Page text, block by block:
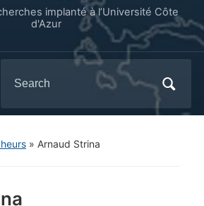
implanté à l’Université Côte
d'Azur
for:
» Arnaud Strina